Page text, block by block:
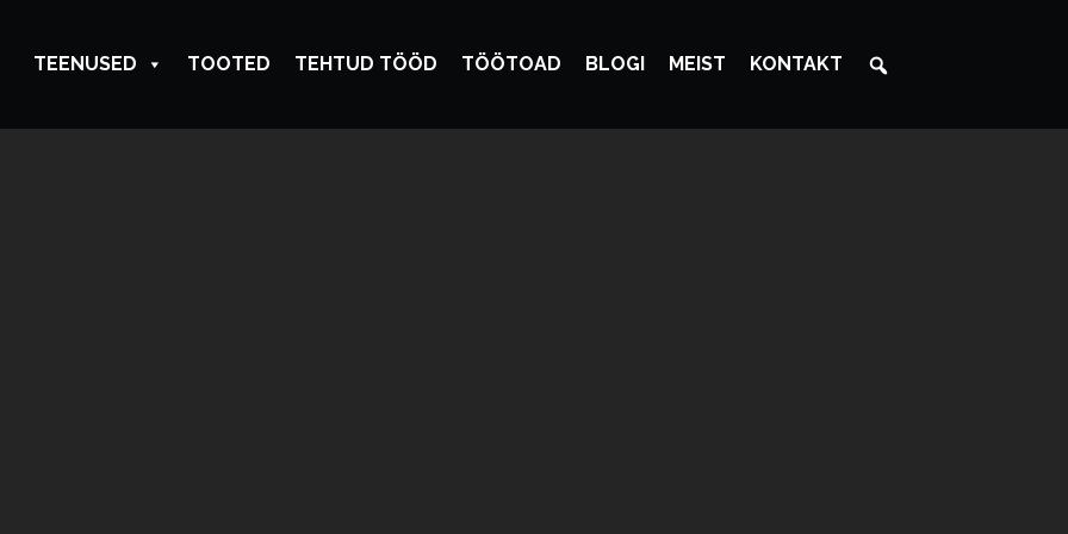
TEENUSED TOOTED TEHTUD TÖÖD TÖÖTOAD BLOGI MEIST KONTAKT